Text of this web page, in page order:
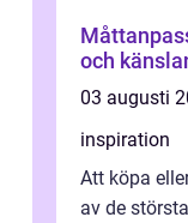
Måttanpassade
och
03 augusti
inspiration
Att köpa
av de